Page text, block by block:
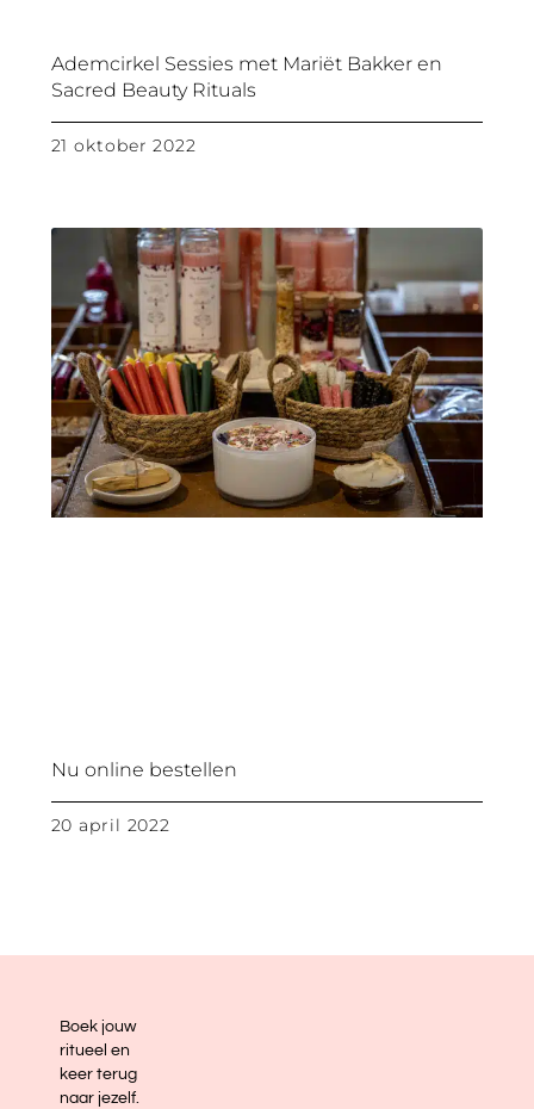
Ademcirkel Sessies met Mariët Bakker en
Sacred Beauty Rituals
21 oktober 2022
Nu online bestellen
20 april 2022
Boek jouw
ritueel en
keer terug
naar jezelf.